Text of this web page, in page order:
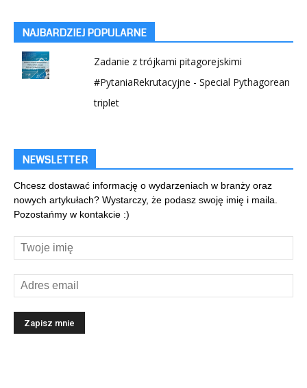
NAJBARDZIEJ POPULARNE
Zadanie z trójkami pitagorejskimi
#PytaniaRekrutacyjne - Special Pythagorean
triplet
NEWSLETTER
Chcesz dostawać informację o wydarzeniach w branży oraz
nowych artykułach? Wystarczy, że podasz swoję imię i maila.
Pozostańmy w kontakcie :)